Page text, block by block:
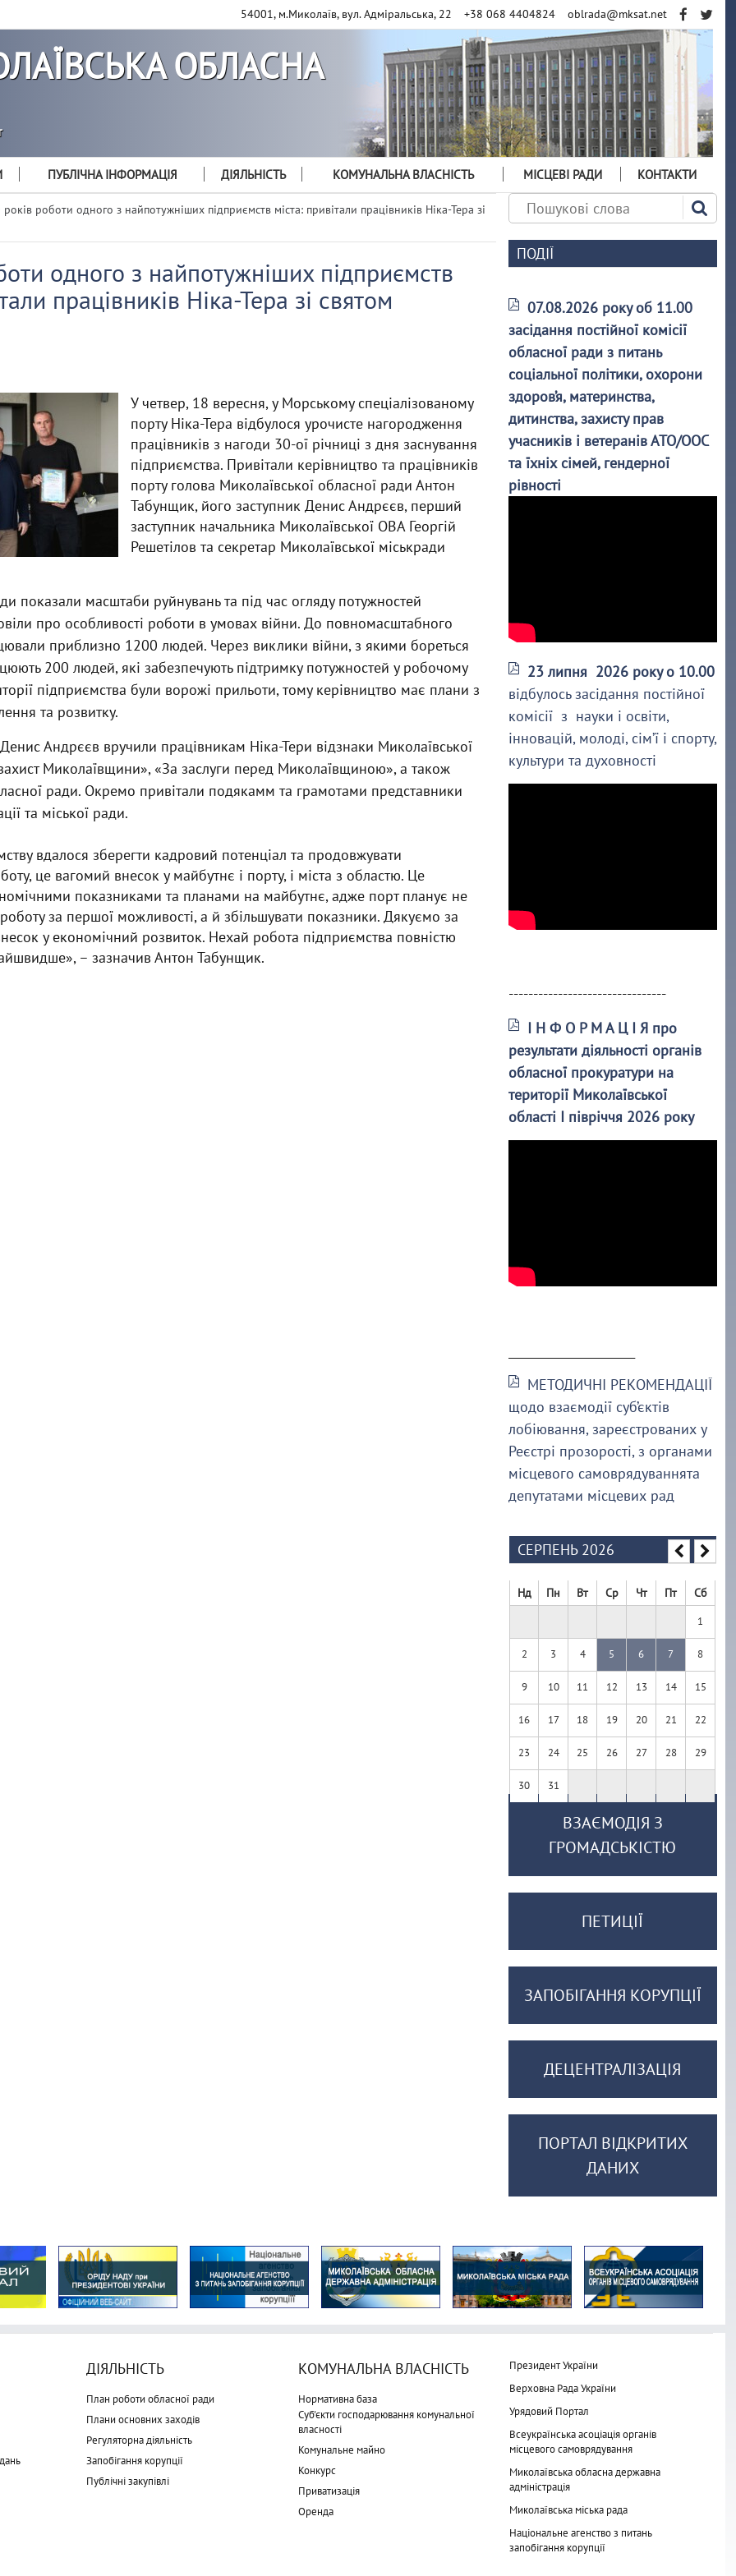
54001, м.Миколаїв, вул. Адміральська, 22 +38 068 4404824 oblrada@mksat.net
ОБЛАСНА
ПУБЛІЧНА ІНФОРМАЦІЯ ДІЯЛЬНІСТЬ КОМУНАЛЬНА ВЛАСНІСТЬ МІСЦЕВІ РАДИ КОНТАКТИ
років роботи одного з найпотужніших підприємств міста: привітали працівників Ніка-Тера зі
одного з найпотужніших підприємств
працівників Ніка-Тера зі святом
У четвер, 18 вересня, у Морському спеціалізованому
порту Ніка-Тера відбулося урочисте нагородження
працівників з нагоди 30-ої річниці з дня заснування
підприємства. Привітали керівництво та працівників
порту голова Миколаївської обласної ради Антон
Табунщик, його заступник Денис Андрєєв, перший
заступник начальника Миколаївської ОВА Георгій
Решетілов та секретар Миколаївської міськради
показали масштаби руйнувань та під час огляду потужностей
про особливості роботи в умовах війни. До повномасштабного
приблизно 1200 людей. Через виклики війни, з якими бореться
200 людей, які забезпечують підтримку потужностей у робочому
підприємства були ворожі прильоти, тому керівництво має плани з
та розвитку.
Андрєєв вручили працівникам Ніка-Тери відзнаки Миколаївської
Миколаївщини», «За заслуги перед Миколаївщиною», а також
ради. Окремо привітали подякамм та грамотами представники
та міської ради.
вдалося зберегти кадровий потенціал та продовжувати
це вагомий внесок у майбутнє і порту, і міста з областю. Це
показниками та планами на майбутнє, адже порт планує не
за першої можливості, а й збільшувати показники. Дякуємо за
у економічний розвиток. Нехай робота підприємства повністю
– зазначив Антон Табунщик.
ПОДІЇ
07.08.2026 року об 11.00
засідання постійної комісії
обласної ради з питань
соціальної політики, охорони
здоров’я, материнства,
дитинства, захисту прав
учасників і ветеранів АТО/ООС
та їхніх сімей, гендерної
рівності
23 липня 2026 року о 10.00
відбулось засідання постійної
комісії з науки і освіти,
інновацій, молоді, сім’ї і спорту,
культури та духовності
--------------------------------
І Н Ф О Р М А Ц І Я про
результати діяльності органів
обласної прокуратури на
території Миколаївської
області І півріччя 2026 року
МЕТОДИЧНІ РЕКОМЕНДАЦІЇ
щодо взаємодії суб’єктів
лобіювання, зареєстрованих у
Реєстрі прозорості, з органами
місцевого самоврядуваннята
депутатами місцевих рад
СЕРПЕНЬ 2026
Нд Пн Вт Ср Чт Пт Сб
1
2 3 4 5 6 7 8
9 10 11 12 13 14 15
16 17 18 19 20 21 22
23 24 25 26 27 28 29
30 31
ВЗАЄМОДІЯ З
ГРОМАДСЬКІСТЮ
ПЕТИЦІЇ
ЗАПОБІГАННЯ КОРУПЦІЇ
ДЕЦЕНТРАЛІЗАЦІЯ
ПОРТАЛ ВІДКРИТИХ
ДАНИХ
ДІЯЛЬНІСТЬ
План роботи обласної ради
Плани основних заходів
Регуляторна діяльність
Запобігання корупції
Публічні закупівлі
КОМУНАЛЬНА ВЛАСНІСТЬ
Нормативна база
Суб'єкти господарювання комунальної
власності
Комунальне майно
Конкурс
Приватизація
Оренда
Президент України
Верховна Рада України
Урядовий Портал
Всеукраїнська асоціація органів
місцевого самоврядування
Миколаївська обласна державна
адміністрація
Миколаївська міська рада
Національне агенство з питань
запобігання корупції